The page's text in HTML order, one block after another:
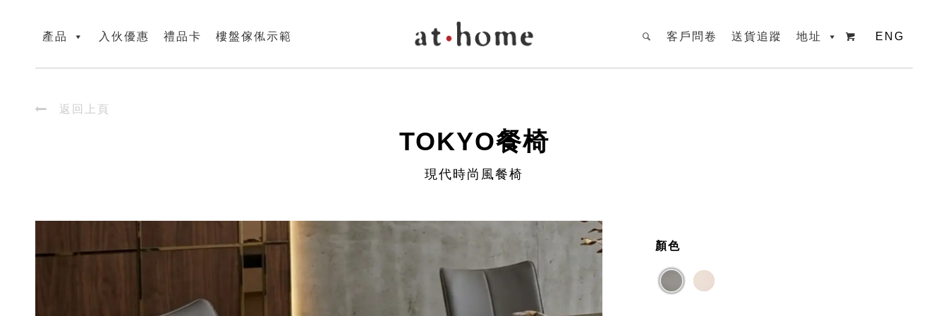
產品 入伙優惠 禮品卡 樓盤傢俬示範 
地址
送貨追蹤
客戶問卷 ENG
 返回上頁
TOKYO餐椅
現代時尚風餐椅
顏色